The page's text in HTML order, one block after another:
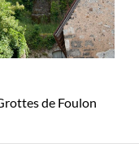
de Foulon